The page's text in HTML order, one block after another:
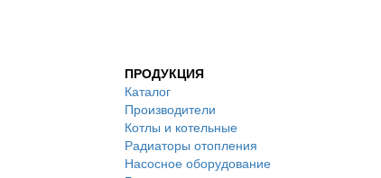
ПРОДУКЦИЯ
Каталог
Производители
Котлы и котельные
Радиаторы отопления
Насосное оборудование